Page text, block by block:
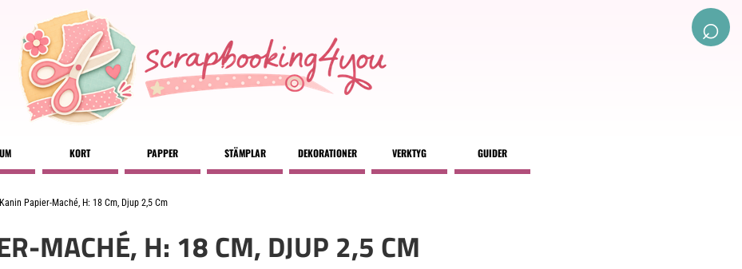
⌕
KORT PAPPER STÄMPLAR DEKORATIONER VERKTYG GUIDER
Kanin Papier-Maché, H: 18 Cm, Djup 2,5 Cm
MACHÉ, H: 18 CM, DJUP 2,5 CM